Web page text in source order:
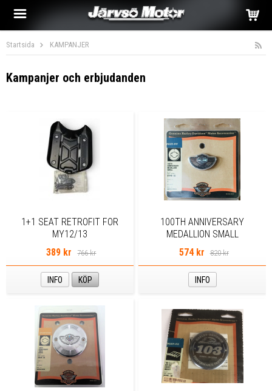
Startsida KAMPANJER
Kampanjer och erbjudanden
1+1 SEAT RETROFIT FOR
MY12/13
389 kr
766 kr
INFO KÖP
100TH ANNIVERSARY
MEDALLION SMALL
574 kr
820 kr
INFO